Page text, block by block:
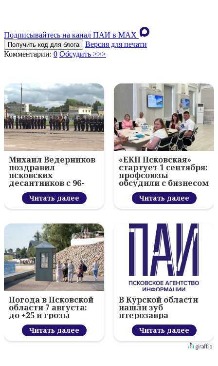
Подписывайтесь на канал ПАИ в MAХ
Получить код для блога
Версия для печати
Комментарии: 0 Обсудить >>>
Михаил Ведерников
поздравил
псковских
десантников с 96-
летием ВДВ и
вручил награды
Читать далее
«ЕКП Псковская»
стартует 1 сентября:
профсоюзы
обсудили с бизнесом
новый цифровой
проектЧитать далее
Погода в Псковской
области 7 августа:
до +25 и грозы
Читать далее
В Курской области
нашли зуб
птерозавра
Читать далее